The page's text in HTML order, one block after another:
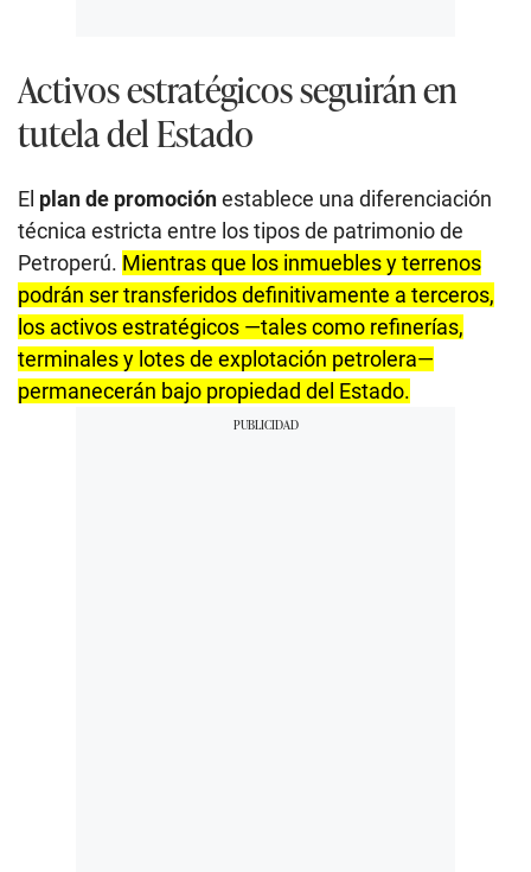
Activos estratégicos seguirán en
tutela del Estado
El plan de promociónestablece una diferenciación
técnica estricta entre los tipos de patrimonio de
Petroperú. Mientras que los inmuebles y terrenos
podrán ser transferidos definitivamente a terceros,
los activos estratégicos —tales como refinerías,
terminales y lotes de explotación petrolera—
permanecerán bajo propiedad del Estado.